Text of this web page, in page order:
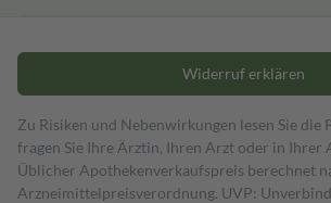
Widerruf erklären
Zu Risiken und Nebenwirkungen lesen Sie die
fragen Sie Ihre Ärztin, Ihren Arzt oder in Ihrer
Üblicher Apothekenverkaufspreis berechnet
Arzneimittelpreisverordnung. UVP: